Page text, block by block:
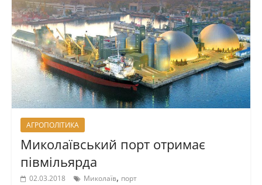
АГРОПОЛІТИКА
Миколаївський порт отримає
півмільярда
02.03.2018 Миколаїв, порт